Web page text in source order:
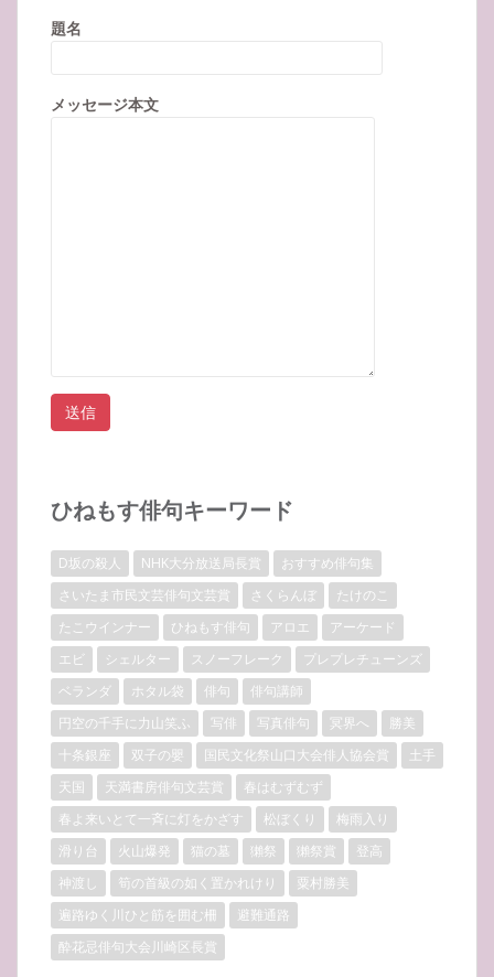
題名
メッセージ本文
ひねもす俳句キーワード
D坂の殺人 NHK大分放送局長賞
おすすめ俳句集
さいたま市民文芸俳句文芸賞
さくらんぼ
たけのこ
たこウインナー
ひねもす俳句 アロエ
アーケード
エビ
シェルター スノーフレーク
プレプレチューンズ
ベランダ
ホタル袋 俳句
俳句講師
円空の千手に力山笑ふ
写俳 写真俳句 冥界へ
勝美
十条銀座
双子の嬰 国民文化祭山口大会俳人協会賞
土手
天国
天満書房俳句文芸賞
春はむずむず
春よ来いとて一斉に灯をかざす
松ぼくり
梅雨入り
滑り台
火山爆発 猫の墓 獺祭 獺祭賞
登高
神渡し
筍の首級の如く置かれけり
粟村勝美
遍路ゆく川ひと筋を囲む柵
避難通路
酔花忌俳句大会川崎区長賞